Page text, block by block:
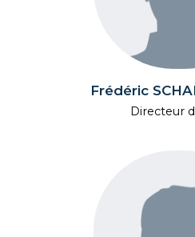
Frédéric
Directeur